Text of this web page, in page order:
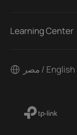
Learning Center
مصر / English